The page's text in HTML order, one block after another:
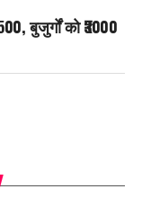
बुजुर्गों को ₹3000